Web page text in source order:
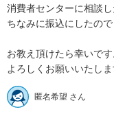
消費者センターに相談
ちなみに振込にしたので
お教え頂けたら幸いです
よろしくお願いいたしま
匿名希望 さん